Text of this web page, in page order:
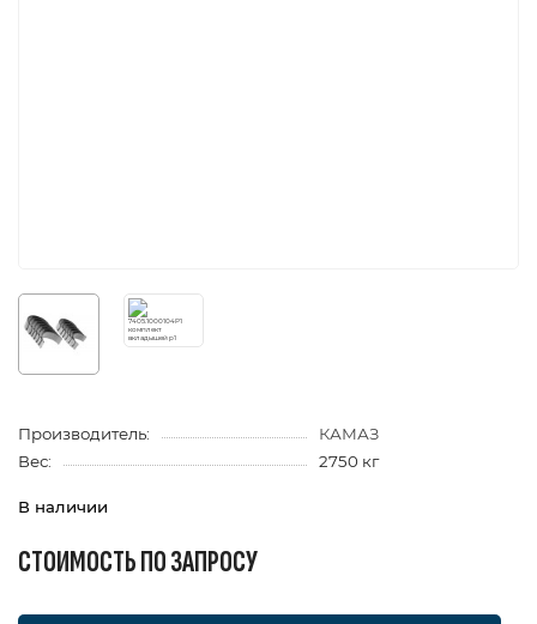
Производитель:
КАМАЗ
Вес:
2750 кг
В наличии
СТОИМОСТЬ ПО ЗАПРОСУ